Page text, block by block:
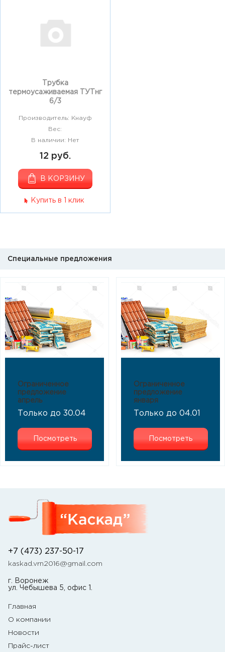
Трубка
термоусаживаемая ТУТнг
6/3
Производитель: Кнауф
Вес:
В наличии: Нет
12 руб.
В КОРЗИНУ
Купить в 1 клик
Специальные предложения
Ограниченное
предложение
апрель
Только до 30.04
Посмотреть
Ограниченное
предложение
января
Только до 04.01
Посмотреть
+7 (473) 237-50-17
kaskad.vrn2016@gmail.com
г. Воронеж
ул. Чебышева 5, офис 1.
Главная
О компании
Новости
Прайс-лист